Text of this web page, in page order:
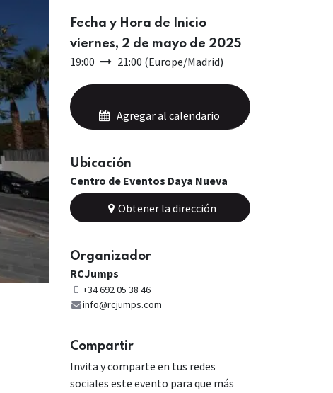
Fecha y Hora de Inicio
viernes, 2 de mayo de 2025
19:00 21:00 (Europe/Madrid)
Agregar al calendario
Ubicación
Centro de Eventos Daya Nueva
Obtener la dirección
Organizador
RCJumps
+34 692 05 38 46
info@rcjumps.com
Compartir
Invita y comparte en tus redes
sociales este evento para que más